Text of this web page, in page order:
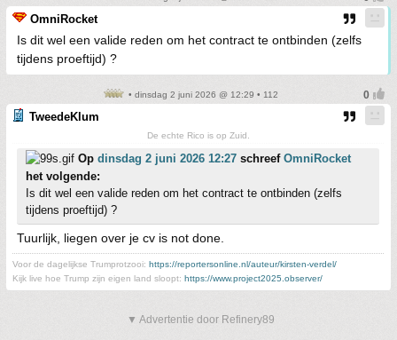
OmniRocket
Is dit wel een valide reden om het contract te ontbinden (zelfs
tijdens proeftijd) ?
• dinsdag 2 juni 2026 @ 12:29 • 112
TweedeKlum
De echte Rico is op Zuid.
Op dinsdag 2 juni 2026 12:27 schreef OmniRocket
het volgende:
Is dit wel een valide reden om het contract te ontbinden (zelfs
tijdens proeftijd) ?
Tuurlijk, liegen over je cv is not done.
Voor de dagelijkse Trumprotzooi: https://reportersonline.nl/auteur/kirsten-verdel/
Kijk live hoe Trump zijn eigen land sloopt: https://www.project2025.observer/
▼ Advertentie door Refinery89